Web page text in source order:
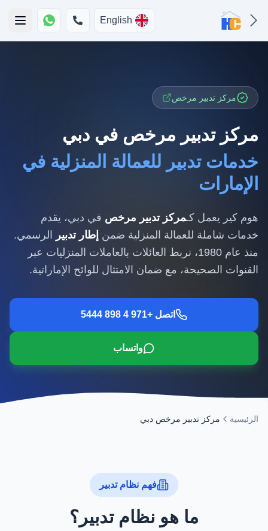
English
مركز تدبير مرخص
مركز تدبير مرخص في دبي
خدمات تدبير للعمالة المنزلية في
الإمارات
هوم كير يعمل كـمركز تدبير مرخص في دبي، يقدم
خدمات شاملة للعمالة المنزلية ضمن إطار تدبير
الرسمي.
منذ عام 1980، نربط العائلات بالعاملات المنزليات عبر
القنوات الصحيحة، مع ضمان الامتثال للوائح الإماراتية.
اتصل +971 4 898 5444
واتساب
الرئيسية مركز تدبير مرخص دبي
فهم نظام تدبير
ما هو نظام تدبير؟